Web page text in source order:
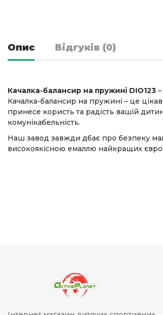
Опис Відгуків (0)
Качалка-балансир на пружині DIO123
Качалка-балансир на пружині – це
принесе користь та радість вашій
комунікабельність.
Наш завод завжди дбає про безпеку
високоякісною емаллю найкращих